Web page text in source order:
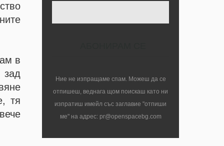
в
зад
тя
Ние не изпращаме спам. Можеш да се
отпишеш, веднага щом поискаш като ни
изпратиш имейл със заглавие "отпиши
ме" на адрес: pr@openspacebg.com